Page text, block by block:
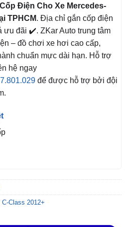
Điện Cho Xe Mercedes-
TPHCM. Địa chỉ gắn cốp điện
ưu đãi ✔️. ZKar Auto trung tâm
– đồ chơi xe hơi cao cấp,
chuẩn mực dài hạn. Hỗ trợ
hệ ngay
để được hỗ trợ bởi đội
Class 2012+